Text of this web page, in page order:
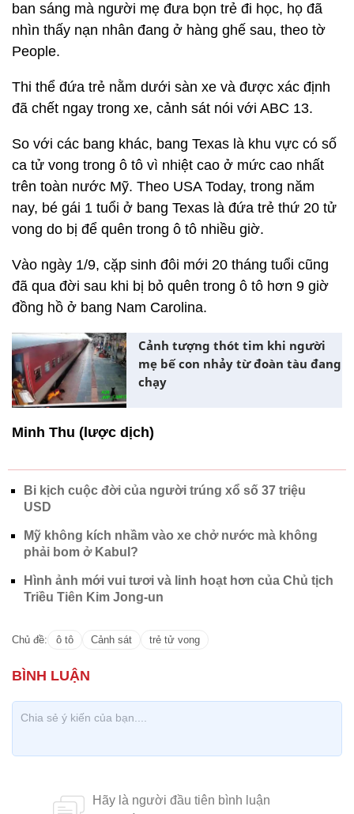
ban sáng mà người mẹ đưa bọn trẻ đi học, họ đã
nhìn thấy nạn nhân đang ở hàng ghế sau, theo tờ
People.
Thi thể đứa trẻ nằm dưới sàn xe và được xác định
đã chết ngay trong xe, cảnh sát nói với ABC 13.
So với các bang khác, bang Texas là khu vực có số
ca tử vong trong ô tô vì nhiệt cao ở mức cao nhất
trên toàn nước Mỹ. Theo USA Today, trong năm
nay, bé gái 1 tuổi ở bang Texas là đứa trẻ thứ 20 tử
vong do bị để quên trong ô tô nhiều giờ.
Vào ngày 1/9, cặp sinh đôi mới 20 tháng tuổi cũng
đã qua đời sau khi bị bỏ quên trong ô tô hơn 9 giờ
đồng hồ ở bang Nam Carolina.
Cảnh tượng thót tim khi người
mẹ bế con nhảy từ đoàn tàu đang
chạy
Minh Thu (lược dịch)
Bi kịch cuộc đời của người trúng xổ số 37 triệu
USD
Mỹ không kích nhầm vào xe chở nước mà không
phải bom ở Kabul?
Hình ảnh mới vui tươi và linh hoạt hơn của Chủ tịch
Triều Tiên Kim Jong-un
Chủ đề: ô tô Cảnh sát trẻ tử vong